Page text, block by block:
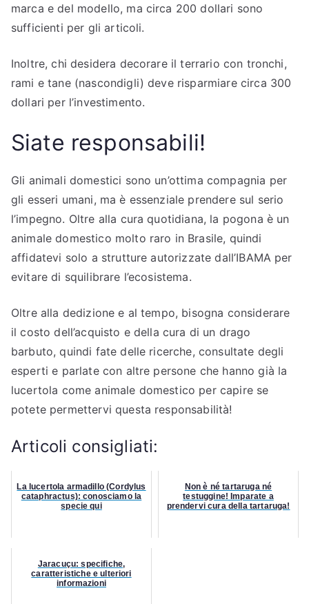
marca e del modello, ma circa 200 dollari sono
sufficienti per gli articoli.
Inoltre, chi desidera decorare il terrario con tronchi,
rami e tane (nascondigli) deve risparmiare circa 300
dollari per l’investimento.
Siate responsabili!
Gli animali domestici sono un’ottima compagnia per
gli esseri umani, ma è essenziale prendere sul serio
l’impegno. Oltre alla cura quotidiana, la pogona è un
animale domestico molto raro in Brasile, quindi
affidatevi solo a strutture autorizzate dall’IBAMA per
evitare di squilibrare l’ecosistema.
Oltre alla dedizione e al tempo, bisogna considerare
il costo dell’acquisto e della cura di un drago
barbuto, quindi fate delle ricerche, consultate degli
esperti e parlate con altre persone che hanno già la
lucertola come animale domestico per capire se
potete permettervi questa responsabilità!
Articoli consigliati:
La lucertola armadillo (Cordylus
cataphractus): conosciamo la
specie qui
Non è né tartaruga né
testuggine! Imparate a
prendervi cura della tartaruga!
Jaracuçu: specifiche,
caratteristiche e ulteriori
informazioni